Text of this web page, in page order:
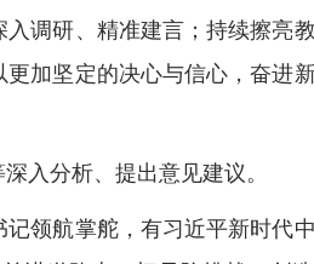
调研、精准建言；持续擦亮
加坚定的决心与信心，奋进
入分析、提出意见建议。
领航掌舵，有习近平新时代